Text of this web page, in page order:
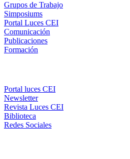
Grupos de Trabajo
Simposiums
Portal Luces CEI
Comunicación
Publicaciones
Formación
Portal luces CEI
Newsletter
Revista Luces CEI
Biblioteca
Redes Sociales